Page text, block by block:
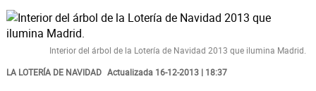
Interior del árbol de la Lotería de Navidad 2013 que ilumina Madrid.
LA LOTERÍA DE NAVIDAD Actualizada 16-12-2013 | 18:37